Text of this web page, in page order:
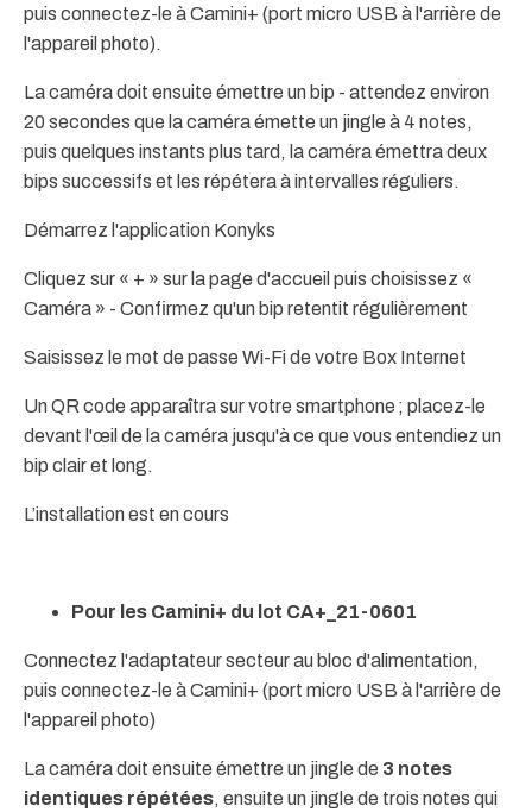
puis connectez-le à Camini+ (port micro USB à l'arrière de
l'appareil photo).
La caméra doit ensuite émettre un bip - attendez environ
20 secondes que la caméra émette un jingle à 4 notes,
puis quelques instants plus tard, la caméra émettra deux
bips successifs et les répétera à intervalles réguliers.
Démarrez l'application Konyks
Cliquez sur « + » sur la page d'accueil puis choisissez «
Caméra » - Confirmez qu'un bip retentit régulièrement
Saisissez le mot de passe Wi-Fi de votre Box Internet
Un QR code apparaîtra sur votre smartphone ; placez-le
devant l'œil de la caméra jusqu'à ce que vous entendiez un
bip clair et long.
L’installation est en cours
Pour les Camini+ du lot CA+_21-0601
Connectez l'adaptateur secteur au bloc d'alimentation,
puis connectez-le à Camini+ (port micro USB à l'arrière de
l'appareil photo)
La caméra doit ensuite émettre un jingle de 3 notes
identiques répétées, ensuite un jingle de trois notes qui